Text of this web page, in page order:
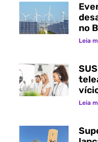
no
Leia
Leia